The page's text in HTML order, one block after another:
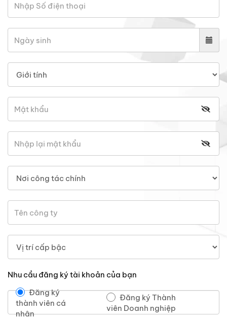
Nhu cầu đăng ký tài khoản của bạn
Đăng ký
thành viên cá
nhân
Đăng ký Thành
viên Doanh nghiệp